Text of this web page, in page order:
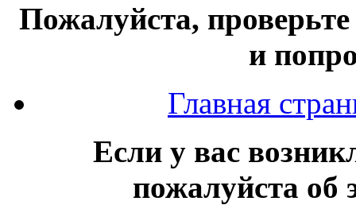
Пожалуйста,
и
Главная
Если у вас
пожалуйста об